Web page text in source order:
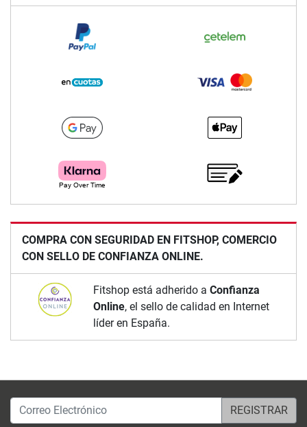
COMPRA CON SEGURIDAD EN FITSHOP, COMERCIO
CON SELLO DE CONFIANZA ONLINE.
Fitshop está adherido a Confianza
Online, el sello de calidad en Internet
líder en España.
Correo Electrónico